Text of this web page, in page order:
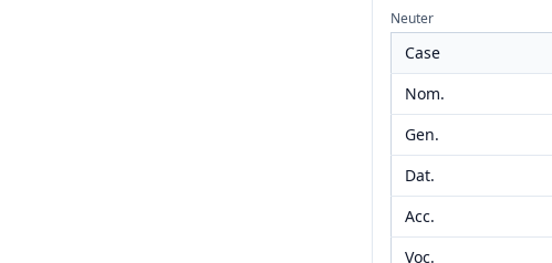
Neuter
Case
Nom.
Gen.
Dat.
Acc.
Voc.